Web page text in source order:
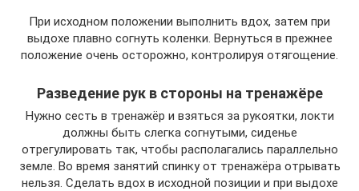
При исходном положении выполнить вдох, затем при
выдохе плавно согнуть коленки. Вернуться в прежнее
положение очень осторожно, контролируя отягощение.
Разведение рук в стороны на тренажёре
Нужно сесть в тренажёр и взяться за рукоятки, локти
должны быть слегка согнутыми, сиденье
отрегулировать так, чтобы располагались параллельно
земле. Во время занятий спинку от тренажёра отрывать
нельзя. Сделать вдох в исходной позиции и при выдохе